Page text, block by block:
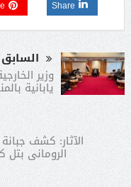
Share
السابق
وزير
يابانية
الآثار: كشف
الرومانى بتل